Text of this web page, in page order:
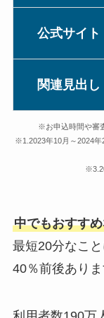
公式サイト
関連見出し
※お申込時間や審
※1.2023年10月～2024年
中でもおすす
最短20分なこ
40％前後ありま